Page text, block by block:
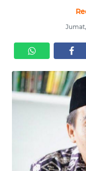
KRIMINAL
EKUIN
SAINS-TEKNO
INTERNASIONAL